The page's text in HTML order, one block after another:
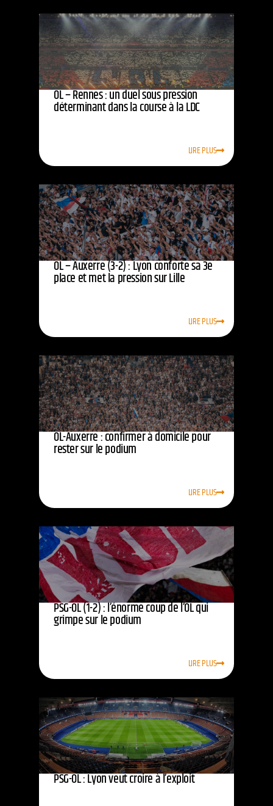
OL – Rennes : un duel sous pression
déterminant dans la course à la LDC
LIRE PLUS
OL – Auxerre (3-2) : Lyon conforte sa 3e
place et met la pression sur Lille
LIRE PLUS
OL-Auxerre : confirmer à domicile pour
rester sur le podium
LIRE PLUS
PSG-OL (1-2) : l’énorme coup de l’OL qui
grimpe sur le podium
LIRE PLUS
PSG-OL : Lyon veut croire à l’exploit